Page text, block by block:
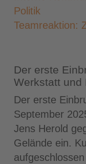
Politik
Teamreaktion:
Der erste
Werkstatt und
Der erste
September
Jens Herold
Gelände ein.